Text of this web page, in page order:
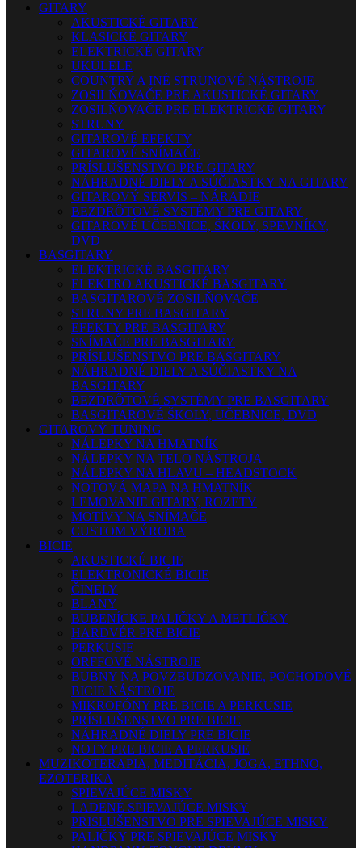
GITARY
AKUSTICKÉ GITARY
KLASICKÉ GITARY
ELEKTRICKÉ GITARY
UKULELE
COUNTRY A INÉ STRUNOVÉ NÁSTROJE
ZOSILŇOVAČE PRE AKUSTICKÉ GITARY
ZOSILŇOVAČE PRE ELEKTRICKÉ GITARY
STRUNY
GITAROVÉ EFEKTY
GITAROVÉ SNÍMAČE
PRÍSLUŠENSTVO PRE GITARY
NÁHRADNÉ DIELY A SÚČIASTKY NA GITARY
GITAROVÝ SERVIS – NÁRADIE
BEZDRÔTOVÉ SYSTÉMY PRE GITARY
GITAROVÉ UČEBNICE, ŠKOLY, SPEVNÍKY,
DVD
BASGITARY
ELEKTRICKÉ BASGITARY
ELEKTRO AKUSTICKÉ BASGITARY
BASGITAROVÉ ZOSILŇOVAČE
STRUNY PRE BASGITARY
EFEKTY PRE BASGITARY
SNÍMAČE PRE BASGITARY
PRÍSLUŠENSTVO PRE BASGITARY
NÁHRADNÉ DIELY A SÚČIASTKY NA
BASGITARY
BEZDRÔTOVÉ SYSTÉMY PRE BASGITARY
BASGITAROVÉ ŠKOLY, UČEBNICE, DVD
GITAROVÝ TUNING
NÁLEPKY NA HMATNÍK
NÁLEPKY NA TELO NÁSTROJA
NÁLEPKY NA HLAVU – HEADSTOCK
NOTOVÁ MAPA NA HMATNÍK
LEMOVANIE GITARY, ROZETY
MOTÍVY NA SNÍMAČE
CUSTOM VÝROBA
BICIE
AKUSTICKÉ BICIE
ELEKTRONICKÉ BICIE
ČINELY
BLANY
BUBENÍCKE PALIČKY A METLIČKY
HARDVÉR PRE BICIE
PERKUSIE
ORFFOVÉ NÁSTROJE
BUBNY NA POVZBUDZOVANIE, POCHODOVÉ
BICIE NÁSTROJE
MIKROFÓNY PRE BICIE A PERKUSIE
PRÍSLUŠENSTVO PRE BICIE
NÁHRADNÉ DIELY PRE BICIE
NOTY PRE BICIE A PERKUSIE
MUZIKOTERAPIA, MEDITÁCIA, JOGA, ETHNO,
EZOTERIKA
SPIEVAJÚCE MISKY
LADENÉ SPIEVAJÚCE MISKY
PRISLUŠENSTVO PRE SPIEVAJÚCE MISKY
PALIČKY PRE SPIEVAJÚCE MISKY